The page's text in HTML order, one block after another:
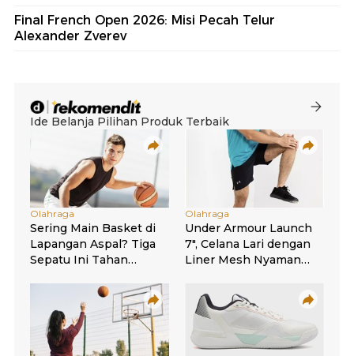
Final French Open 2026: Misi Pecah Telur
Alexander Zverev